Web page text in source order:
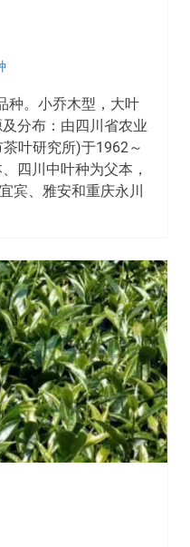
种。小乔木型，大叶
分布：由四川省农业
叶研究所)于1962～
四川中叶种为父本，
宾、雅安和重庆永川